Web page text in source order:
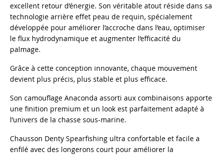
excellent retour d’énergie. Son véritable atout réside dans sa
technologie arrière effet peau de requin, spécialement
développée pour améliorer l’accroche dans l’eau, optimiser
le flux hydrodynamique et augmenter l’efficacité du
palmage.
Grâce à cette conception innovante, chaque mouvement
devient plus précis, plus stable et plus efficace.
Son camouflage Anaconda assorti aux combinaisons apporte
une finition premium et un look est parfaitement adapté à
l’univers de la chasse sous-marine.
Chausson Denty Spearfishing ultra confortable et facile a
enfilé avec des longerons court pour améliorer la